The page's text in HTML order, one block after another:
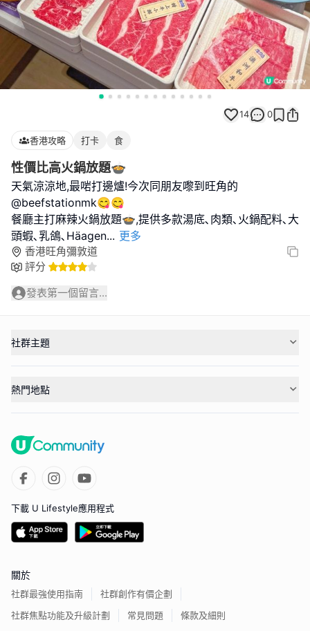
14 0
香港攻略 打卡 食
性價比高火鍋放題🍲
天氣涼涼地,最啱打邊爐!今次同朋友嚟到旺角的
@beefstationmk😋😋
餐廳主打麻辣火鍋放題🍲,提供多款湯底､肉類､火鍋配料､大
頭蝦､乳鴿､Häagen... 更多
香港旺角彌敦道
評分
發表第一個留言...
社群主題
熱門地點
下載 U Lifestyle應用程式
關於
社群最強使用指南
社群創作有價企劃
社群焦點功能及升級計劃
常見問題 條款及細則